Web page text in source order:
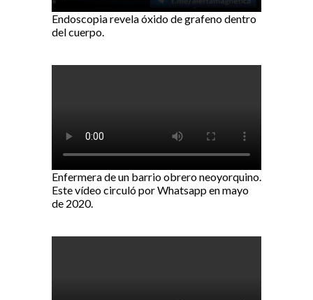
Endoscopia revela óxido de grafeno dentro
del cuerpo.
Enfermera de un barrio obrero neoyorquino.
Este vídeo circuló por Whatsapp en mayo
de 2020.